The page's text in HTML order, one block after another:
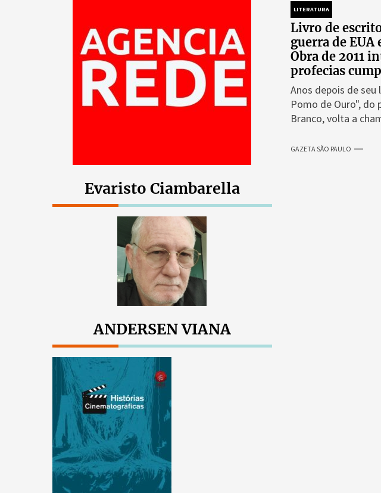
LITERATURA
Livro de
guerra de EUA
Obra de 2011
profecias
Anos depois de
Pomo de Ouro", do
Branco, volta a
GAZETA SÃO PAULO
Evaristo Ciambarella
ANDERSEN VIANA